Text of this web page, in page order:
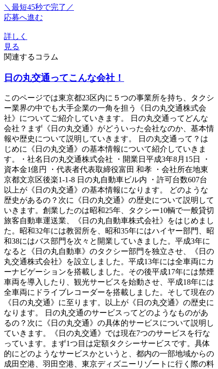
＼最短45秒で完了／
応募へ進む
詳しく
見る
関連するコラム
日の丸交通ってこんな会社！
このページでは東京都23区内に５つの事業所を持ち、タクシ
ー業界の中でも大手企業の一角を担う《日の丸交通株式会
社》についてご紹介していきます。 日の丸交通ってどんな
会社？まず《日の丸交通》がどういった会社なのか、基本情
報や歴史について説明していきます。 日の丸交通って？は
じめに《日の丸交通》の基本情報について紹介していきま
す。・社名日の丸交通株式会社 ・開業日平成3年8月15日 ・
資本金1億円 ・代表者代表取締役富田 和孝 ・会社所在地東
京都文京区後楽1-1-8 日の丸自動車ビル内 ・許可台数607台
以上が《日の丸交通》の基本情報になります。 どのような
歴史があるの？次に《日の丸交通》の歴史について説明して
いきます。創業したのは昭和25年、タクシー10輌で一般貸切
旅客自動車運送業、《日の丸自動車株式会社》をはじめまし
た。昭和32年には教習所を、昭和35年にはハイヤー部門、昭
和38にはバス部門を次々と開業していきました。平成3年に
なると《日の丸自動車》のタクシー部門を独立させ、《日の
丸交通株式会社》を設立しました。平成13年には全車両にカ
ーナビゲーションを搭載しました。その後平成17年には禁煙
車両を導入したり、観光サービスを始動させ、平成18年には
全車両にドライブレコーダーを搭載しました。そして現在の
《日の丸交通》に至ります。以上が《日の丸交通》の歴史に
なります。 日の丸交通のサービスってどのようなものがあ
るの？次に《日の丸交通》の具体的サービスについて説明し
ていきます。《日の丸交通》では現在7つのサービスを行な
っています。まず1つ目は定額タクシーサービスです。具体
的にどのようなサービスかというと、都内の一部地域からの
成田空港、羽田空港、東京ディズニーリゾートに行く際の料